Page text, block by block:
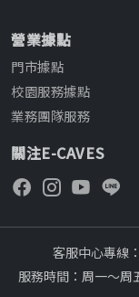
營業據點
門市據點
校園服務據點
業務團隊服務
關注E-CAVES
客服中心專線
服務時間：周一～周